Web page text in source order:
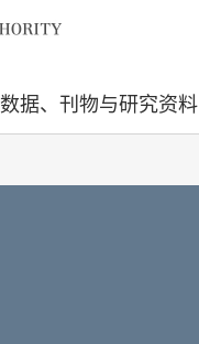
数据、刊物与研究资料